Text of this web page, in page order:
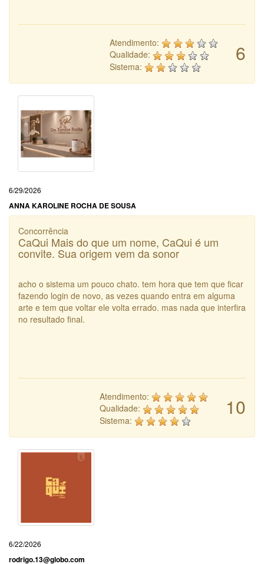
6
Atendimento:
Qualidade:
Sistema:
6/29/2026
ANNA KAROLINE ROCHA DE SOUSA
Concorrência
CaQui Mais do que um nome, CaQui é um
convite. Sua origem vem da sonor
acho o sistema um pouco chato. tem hora que tem que ficar
fazendo login de novo, as vezes quando entra em alguma
arte e tem que voltar ele volta errado. mas nada que interfira
no resultado final.
10
Atendimento:
Qualidade:
Sistema:
6/22/2026
rodrigo.13@globo.com